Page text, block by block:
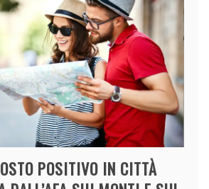
POSITIVO IN CITTÀ